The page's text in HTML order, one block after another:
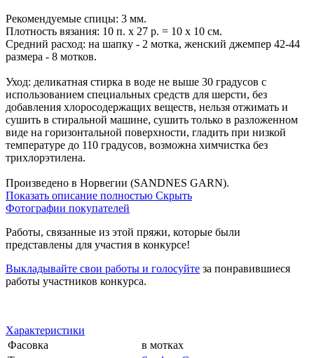
Рекомендуемые спицы: 3 мм.
Плотность вязания: 10 п. х 27 р. = 10 х 10 см.
Средний расход: на шапку - 2 мотка, женский джемпер 42-44
размера - 8 мотков.
Уход: деликатная стирка в воде не выше 30 градусов с
использованием специальных средств для шерсти, без
добавления хлоросодержащих веществ, нельзя отжимать и
сушить в стиральной машине, сушить только в разложенном
виде на горизонтальной поверхности, гладить при низкой
температуре до 110 градусов, возможна химчистка без
трихлорэтилена.
Произведено в Норвегии (SANDNES GARN).
Показать описание полностью Скрыть
Фотографии покупателей
Работы, связанные из этой пряжи, которые были
представлены для участия в конкурсе!
Выкладывайте свои работы и голосуйте за понравившиеся
работы участников конкурса.
Характеристики
Фасовка
в мотках